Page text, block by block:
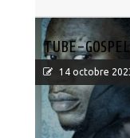
TUBE-
14 octobre